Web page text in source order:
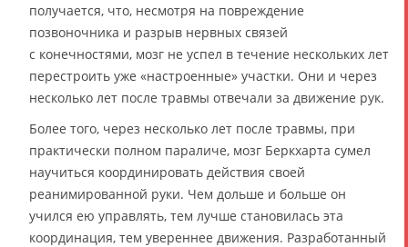
получается, что, несмотря на повреждение
позвоночника и разрыв нервных связей
с конечностями, мозг не успел в течение нескольких лет
перестроить уже «настроенные» участки. Они и через
несколько лет после травмы отвечали за движение рук.
Более того, через несколько лет после травмы, при
практически полном параличе, мозг Беркхарта сумел
научиться координировать действия своей
реанимированной руки. Чем дольше и больше он
учился ею управлять, тем лучше становилась эта
координация, тем увереннее движения. Разработанный